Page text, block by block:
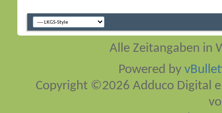
Alle Zeitangaben in
Powered by
Copyright ©2026 Adduco Digital